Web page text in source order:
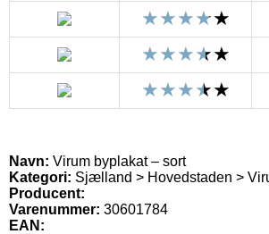
Navn: Virum byplakat – sort
Kategori: Sjælland > Hovedstaden >
Producent:
Varenummer: 30601784
EAN: